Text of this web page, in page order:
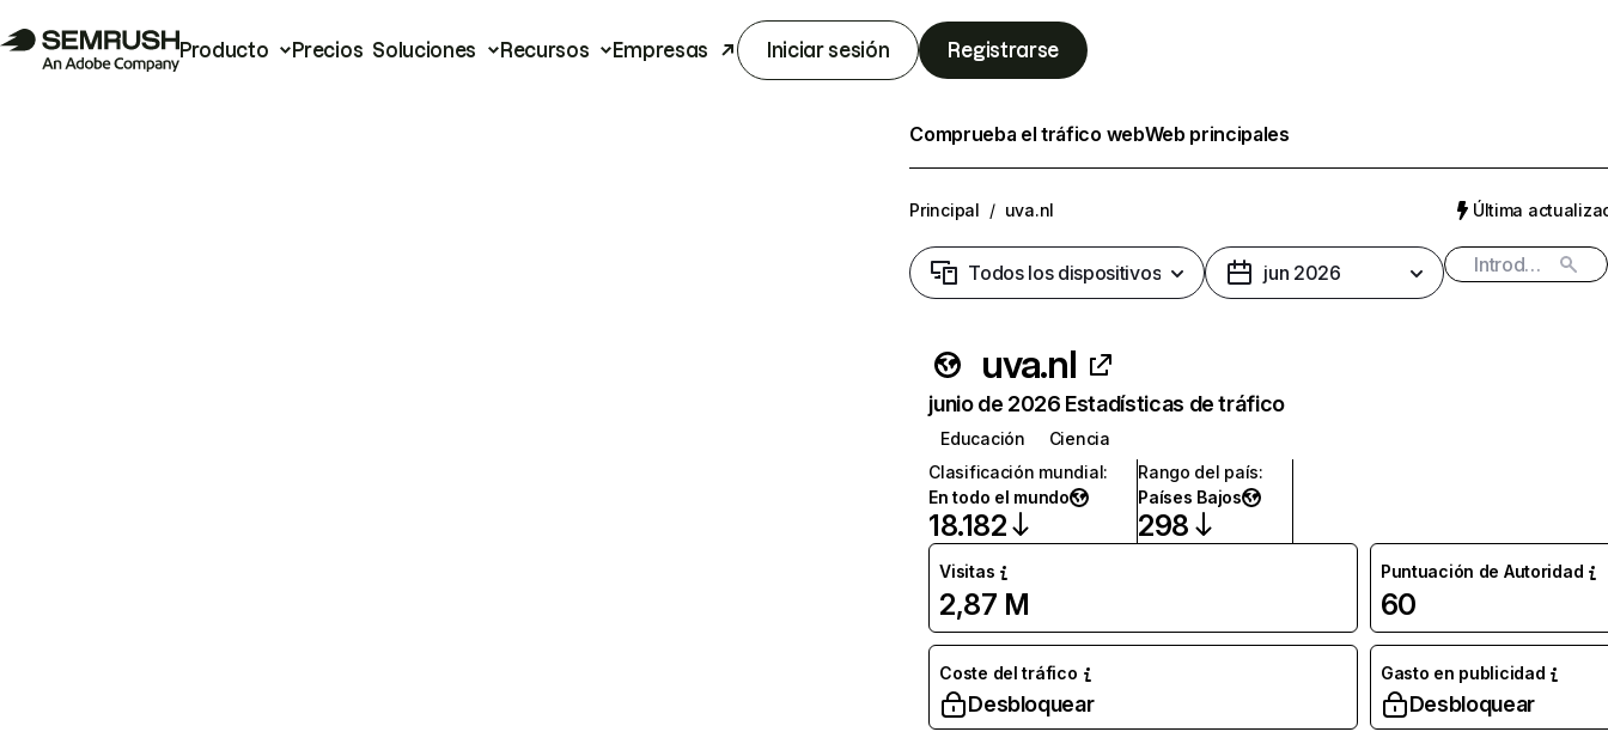
Producto Precios Soluciones Recursos Empresas Iniciar sesión Registrarse
Comprueba el tráfico webWeb principales
Principal / uva.nl Última
Todos los dispositivos jun 2026
uva.nl
junio de 2026 Estadísticas de tráfico
Educación
Ciencia
Clasificación mundial:
En todo el mundo
18.182
Rango del país:
Países Bajos
298
Visitas
2,87 M
Puntuación de Autoridad
60
Coste del tráfico
Desbloquear
Gasto en publicidad
Desbloquear